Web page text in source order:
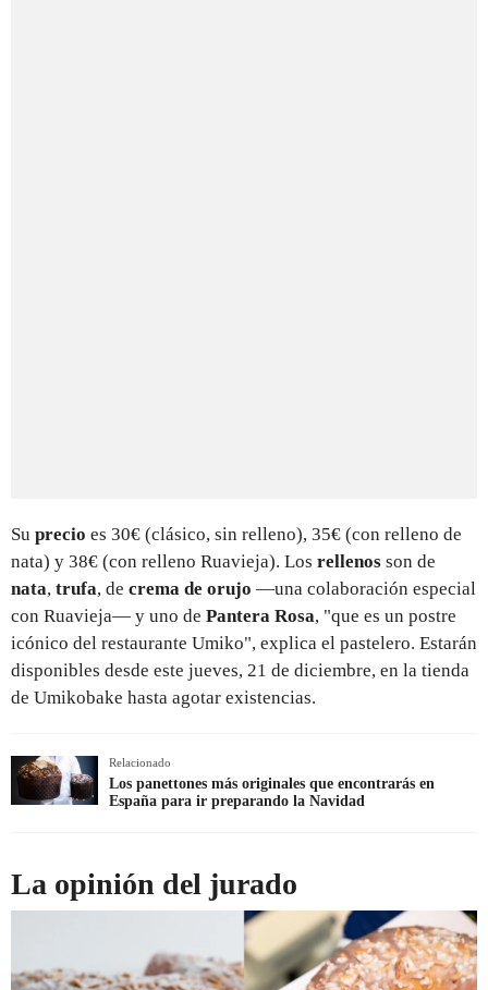
Su precio es 30€ (clásico, sin relleno), 35€ (con relleno de
nata) y 38€ (con relleno Ruavieja). Los rellenos son de
nata, trufa, de crema de orujo —una colaboración especial
con Ruavieja— y uno de Pantera Rosa, "que es un postre
icónico del restaurante Umiko", explica el pastelero. Estarán
disponibles desde este jueves, 21 de diciembre, en la tienda
de Umikobake hasta agotar existencias.
Relacionado
Los panettones más originales que encontrarás en
España para ir preparando la Navidad
La opinión del jurado